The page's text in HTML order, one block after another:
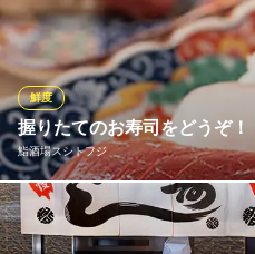
ど希少なネタが入ってくる季節
の厳選した旬の食材をお楽しみ
鮨 珠姫 KYOTO
北陸の鮮魚で握る寿司
地下鉄烏丸線京都駅 徒歩2分
京都府京都市下京区烏丸通塩小路下ル東
握りたてのお寿司をどうぞ！
鮨酒場スシトフジ
鮮度
全国各地の仕入れルートを持っ
は八代目儀兵衛さんの寿司専用